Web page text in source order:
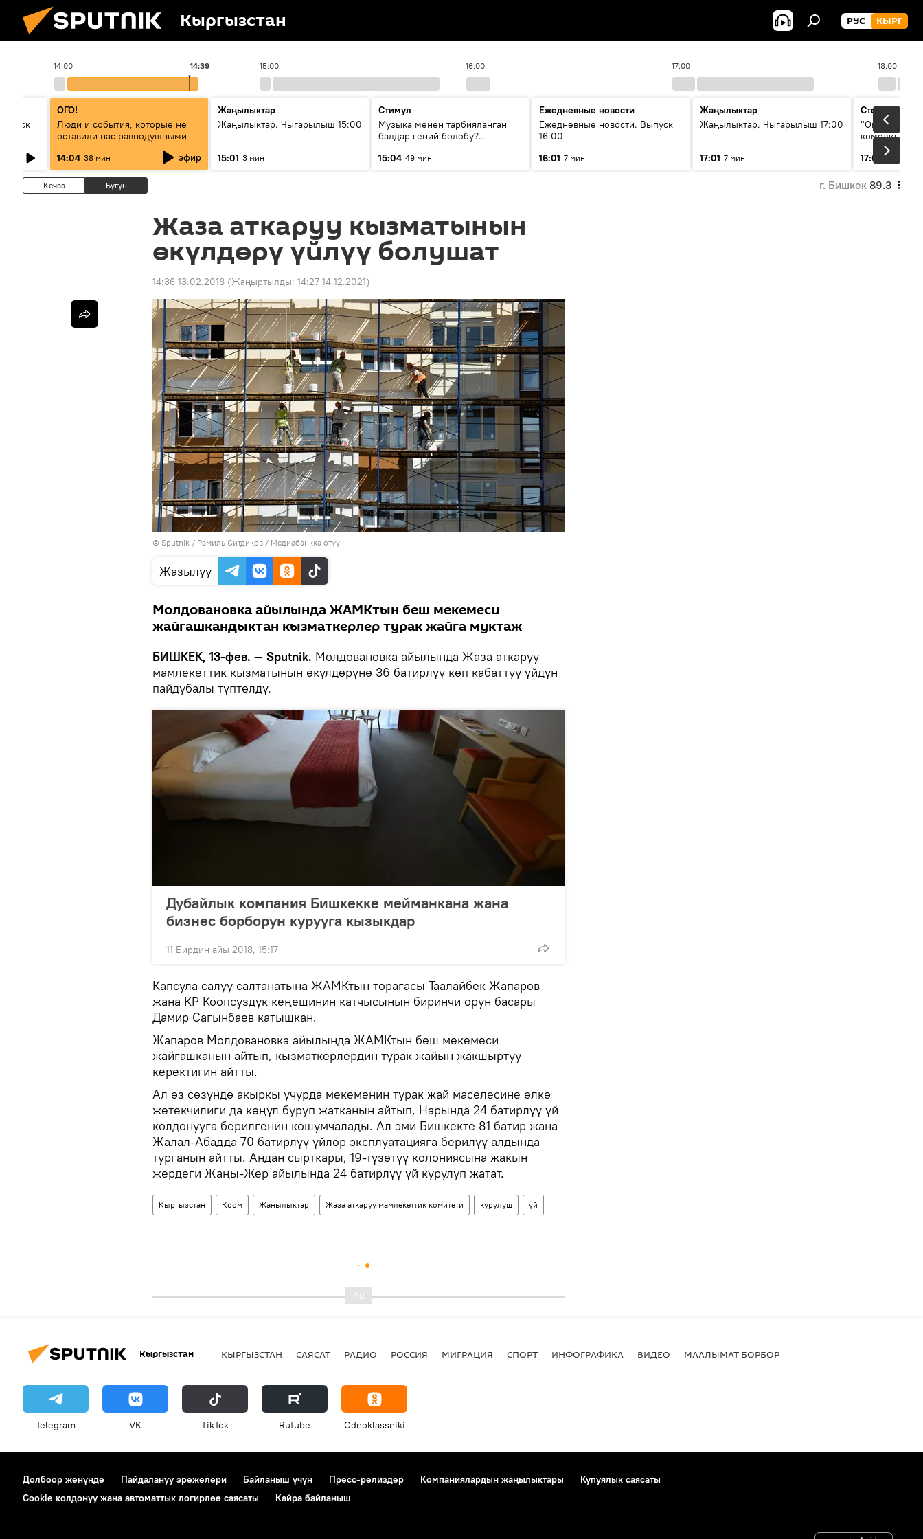
Кыргызстан РУС КЫРГ
14:00 15:00 16:00 17:00 18:00
14:39
ОГО!
Люди и события, которые не
оставили нас равнодушными
14:04 38 мин эфир
Жаңылыктар
Жаңылыктар. Чыгарылыш 15:00
15:01 3 мин
Стимул
Музыка менен тарбияланган
балдар гений болобу?
музыканын орду
15:04 49 мин
Ежедневные новости
Ежедневные новости. Выпуск
16:00
16:01 7 мин
Жаңылыктар
Жаңылыктар. Чыгарылыш 17:00
17:01 7 мин
Стоп кадр
"Окен ава" —
комедиясы
17:08
Кечээ Бүгүн г. Бишкек 89.3
Жаза аткаруу кызматынын
өкүлдөрү үйлүү болушат
14:36 13.02.2018 (Жаңыртылды: 14:27 14.12.2021)
© Sputnik / Рамиль Ситдиков / Медиабанкка өтүү
Жазылуу
Молдовановка айылында ЖАМКтын беш мекемеси
жайгашкандыктан кызматкерлер турак жайга муктаж
БИШКЕК, 13-фев. — Sputnik. Молдовановка айылында Жаза аткаруу
мамлекеттик кызматынын өкүлдөрүнө 36 батирлүү көп кабаттуу үйдүн
пайдубалы түптөлдү.
Дубайлык компания Бишкекке мейманкана жана
бизнес борборун курууга кызыкдар
11 Бирдин айы 2018, 15:17
Капсула салуу салтанатына ЖАМКтын төрагасы Таалайбек Жапаров
жана КР Коопсуздук кеңешинин катчысынын биринчи орун басары
Дамир Сагынбаев катышкан.
Жапаров Молдовановка айылында ЖАМКтын беш мекемеси
жайгашканын айтып, кызматкерлердин турак жайын жакшыртуу
керектигин айтты.
Ал өз сөзүндө акыркы учурда мекеменин турак жай маселесине өлкө
жетекчилиги да көңүл буруп жатканын айтып, Нарында 24 батирлүү үй
колдонууга берилгенин кошумчалады. Ал эми Бишкекте 81 батир жана
Жалал-Абадда 70 батирлүү үйлөр эксплуатацияга берилүү алдында
турганын айтты. Андан сырткары, 19-түзөтүү колониясына жакын
жердеги Жаңы-Жер айылында 24 батирлүү үй курулуп жатат.
Кыргызстан Коом Жаңылыктар Жаза аткаруу мамлекеттик комитети курулуш үй
Кыргызстан КЫРГЫЗСТАН САЯСАТ РАДИО РОССИЯ МИГРАЦИЯ СПОРТ ИНФОГРАФИКА ВИДЕО МААЛЫМАТ БОРБОР
Telegram VK ТikТоk Rutube Odnoklassniki
Долбоор жөнүндө Пайдалануу эрежелери Байланыш үчүн Пресс-релиздер Компаниялардын жаңылыктары
Купуялык саясаты
Cookie колдонуу жана автоматтык логирлөө саясаты
Кайра байланыш